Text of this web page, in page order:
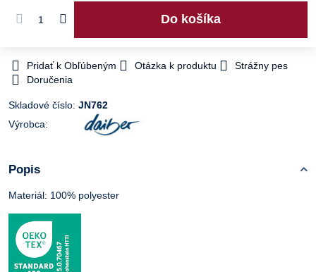
Do košíka
Pridať k Obľúbeným Otázka k produktu
Strážny pes
Doručenia
Skladové číslo: JN762
Výrobca:
Popis
Materiál: 100% polyester